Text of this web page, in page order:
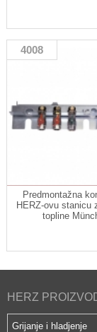
4008
Predmontažna
HERZ-ovu stanicu
topline
HERZ
Grijanje i hladjenje